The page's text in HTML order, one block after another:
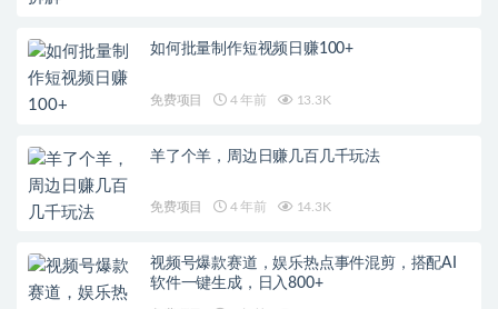
如何批量制作短视频日赚100+
免费项目 4 年前 13.3K
羊了个羊，周边日赚几百几千玩法
免费项目 4 年前 14.3K
视频号爆款赛道，娱乐热点事件混剪，搭配AI
软件一键生成，日入800+